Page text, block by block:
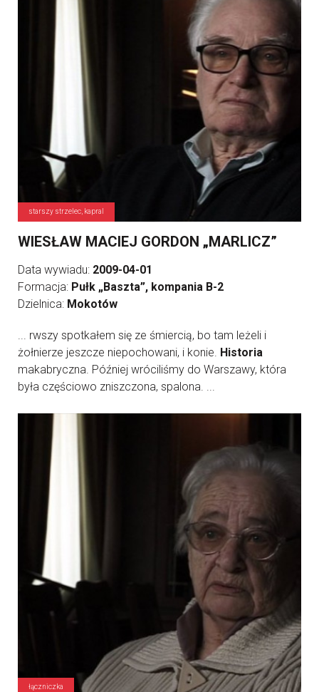
starszy strzelec, kapral
WIESŁAW MACIEJ GORDON „MARLICZ”
Data wywiadu: 2009-04-01
Formacja: Pułk „Baszta”, kompania B-2
Dzielnica: Mokotów
... rwszy spotkałem się ze śmiercią, bo tam leżeli i
żołnierze jeszcze niepochowani, i konie. Historia
makabryczna. Później wróciliśmy do Warszawy, która
była częściowo zniszczona, spalona. ...
łączniczka